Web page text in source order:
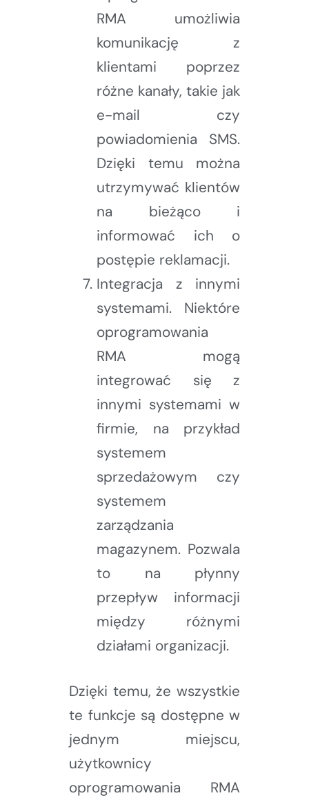
RMA umożliwia
komunikację z
klientami poprzez
różne kanały, takie jak
e-mail czy
powiadomienia SMS.
Dzięki temu można
utrzymywać klientów
na bieżąco i
informować ich o
postępie reklamacji.
Integracja z innymi
systemami. Niektóre
oprogramowania
RMA mogą
integrować się z
innymi systemami w
firmie, na przykład
systemem
sprzedażowym czy
systemem
zarządzania
magazynem. Pozwala
to na płynny
przepływ informacji
między różnymi
działami organizacji.
Dzięki temu, że wszystkie
te funkcje są dostępne w
jednym miejscu,
użytkownicy
oprogramowania RMA